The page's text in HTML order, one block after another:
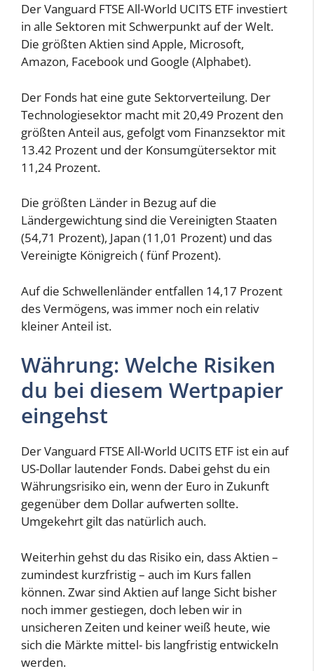
Der Vanguard FTSE All-World UCITS ETF investiert
in alle Sektoren mit Schwerpunkt auf der Welt.
Die größten Aktien sind Apple, Microsoft,
Amazon, Facebook und Google (Alphabet).
Der Fonds hat eine gute Sektorverteilung. Der
Technologiesektor macht mit 20,49 Prozent den
größten Anteil aus, gefolgt vom Finanzsektor mit
13.42 Prozent und der Konsumgütersektor mit
11,24 Prozent.
Die größten Länder in Bezug auf die
Ländergewichtung sind die Vereinigten Staaten
(54,71 Prozent), Japan (11,01 Prozent) und das
Vereinigte Königreich ( fünf Prozent).
Auf die Schwellenländer entfallen 14,17 Prozent
des Vermögens, was immer noch ein relativ
kleiner Anteil ist.
Währung: Welche Risiken
du bei diesem Wertpapier
eingehst
Der Vanguard FTSE All-World UCITS ETF ist ein auf
US-Dollar lautender Fonds. Dabei gehst du ein
Währungsrisiko ein, wenn der Euro in Zukunft
gegenüber dem Dollar aufwerten sollte.
Umgekehrt gilt das natürlich auch.
Weiterhin gehst du das Risiko ein, dass Aktien –
zumindest kurzfristig – auch im Kurs fallen
können. Zwar sind Aktien auf lange Sicht bisher
noch immer gestiegen, doch leben wir in
unsicheren Zeiten und keiner weiß heute, wie
sich die Märkte mittel- bis langfristig entwickeln
werden.